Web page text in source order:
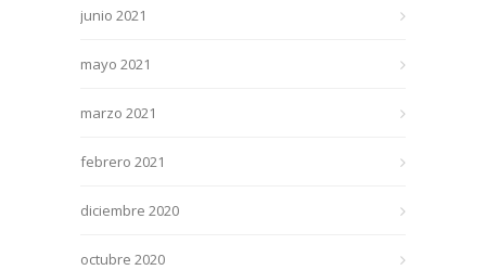
junio 2021
mayo 2021
marzo 2021
febrero 2021
diciembre 2020
octubre 2020